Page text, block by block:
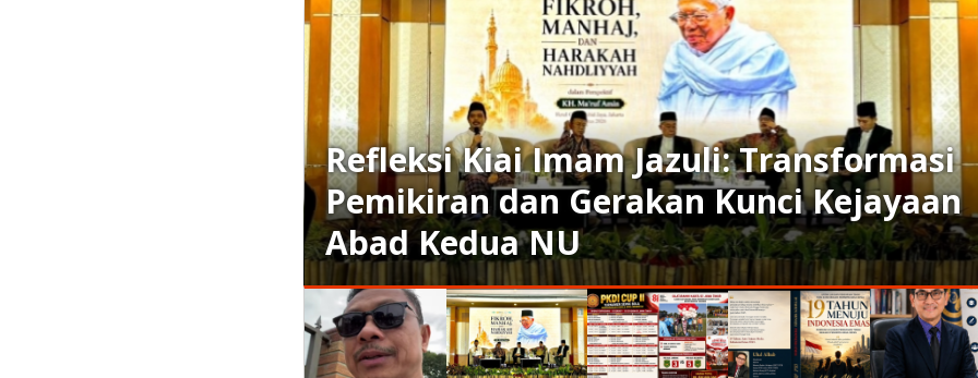
Kiai Imam Jazuli: Transformasi
dan Gerakan Kunci Kejayaan
PKDI Cup II 2026
Juta Resmi Bergulir
Merdeka Jombang,
Ajang Silaturrahmi
Komunikasi Kades
Desa